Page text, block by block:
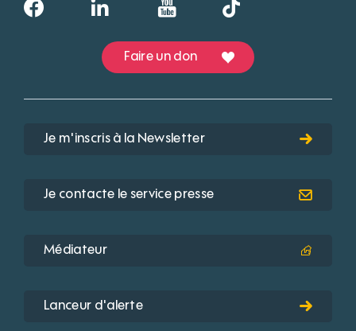
Faire un don
Je m'inscris à la Newsletter
Je contacte le service presse
Médiateur
Lanceur d'alerte